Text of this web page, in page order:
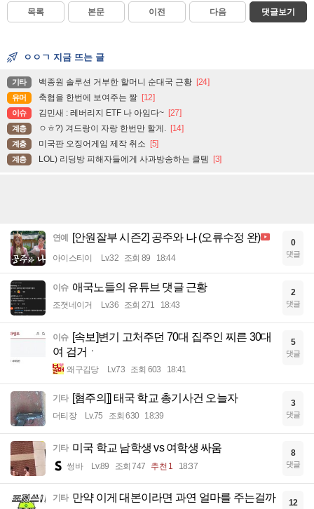
목록 본문 이전 다음 댓글보기
ㅇㅇㄱ 지금 뜨는 글
기타 백종원 솔루션 거부한 할머니 순대국 근황 [24]
유머 축협을 한번에 보여주는 짤 [12]
이슈 김민새 : 레버리지 ETF 나 아임다~ [27]
계층 ㅇㅎ?) 겨드랑이 자랑 한번만 할게. [14]
계층 미국판 오징어게임 제작 취소 [5]
계층 LOL) 리딩방 피해자들에게 사과방송하는 클템 [3]
연예 [안원잘부 시즌2] 공주와 나 (오류수정 완)
아이스티이 Lv.32 조회 89 18:44
0
댓글
이슈 애국노들의 유튜브 댓글 근황
조졋네이거 Lv.36 조회 271 18:43
2
댓글
이슈 [속보]변기 고처주던 70대 집주인 찌른 30대
여 검거ㆍ
왜구김당 Lv.73 조회 603 18:41
5
댓글
기타 [혐주의]] 태국 학교 총기사건 오늘자
더티장 Lv.75 조회 630 18:39
3
댓글
기타 미국 학교 남학생 vs 여학생 싸움
썽바 Lv.89 조회 747 추천 1 18:37
8
댓글
기타 만약 이게 대본이라면 과연 얼마를 주는걸까 12